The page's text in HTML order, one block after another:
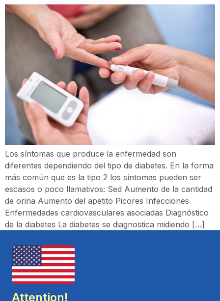
Los síntomas que produce la enfermedad son
diferentes dependiendo del tipo de diabetes. En la forma
más común que es la tipo 2 los síntomas pueden ser
escasos o poco llamativos: Sed Aumento de la cantidad
de orina Aumento del apetito Picores Infecciones
Enfermedades cardiovasculares asociadas Diagnóstico
de la diabetes La diabetes se diagnostica midiendo […]
Attention!